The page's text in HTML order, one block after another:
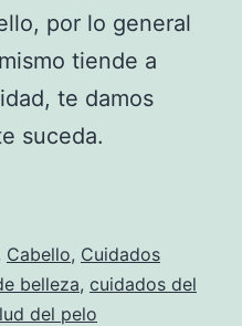
por lo general
tiende a
te damos
suceda.
Cabello, Cuidados
belleza, cuidados del
del pelo